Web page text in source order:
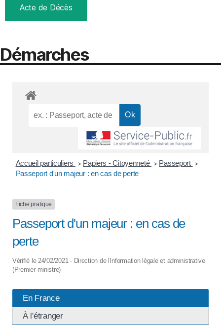
Acte de Décès
Démarches
Accueil particuliers > Papiers - Citoyenneté > Passeport >
Passeport d'un majeur : en cas de perte
Fiche pratique
Passeport d'un majeur : en cas de
perte
Vérifié le 24/02/2021 - Direction de l'information légale et administrative
(Premier ministre)
En France
À l'étranger